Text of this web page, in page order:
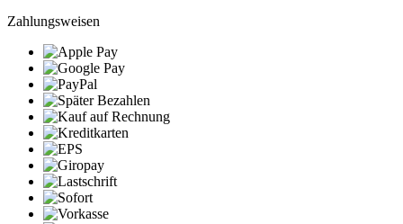
Zahlungsweisen